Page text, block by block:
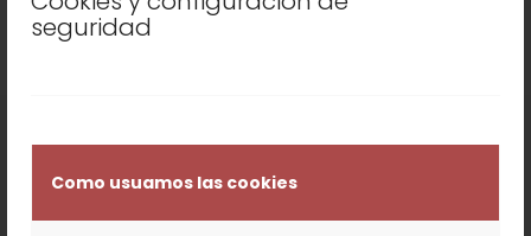
seguridad
Como usuamos las cookies
AGRUPACIÓN
DE
Aviso|Codiciones